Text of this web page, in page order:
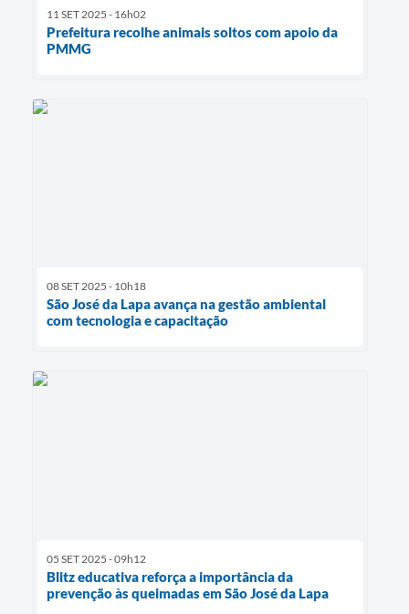
11 SET 2025 - 16h02
Prefeitura recolhe animais soltos com apoio da
PMMG
08 SET 2025 - 10h18
São José da Lapa avança na gestão ambiental
com tecnologia e capacitação
05 SET 2025 - 09h12
Blitz educativa reforça a importância da
prevenção às queimadas em São José da Lapa